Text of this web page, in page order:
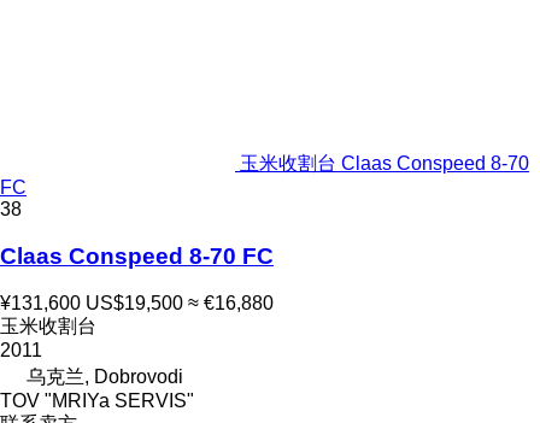
玉米收割台 Claas Conspeed 8-70
FC
38
Claas Conspeed 8-70 FC
¥131,600 US$19,500 ≈ €16,880
玉米收割台
2011
乌克兰, Dobrovodi
TOV "MRIYa SERVIS"